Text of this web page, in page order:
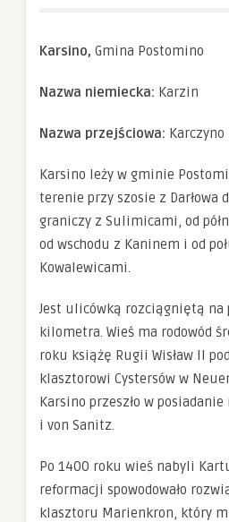
Karsino, Gmina Postomino
Nazwa niemiecka: Karzin
Nazwa przejściowa: Karczyno
Karsino leży w gminie
terenie przy szosie z Darłowa
graniczy z Sulimicami, od
od wschodu z Kaninem i od
Kowalewicami.
Jest ulicówką rozciągniętą na
kilometra. Wieś ma rodowód
roku książę Rugii Wisław II
klasztorowi Cystersów w
Karsino przeszło w
i von Sanitz.
Po 1400 roku wieś nabyli
reformacji spowodowało
klasztoru Marienkron, który
nie są
opcjonalne. Są
one potrzebne
do
funkcjonowania
internetowej.
Statystyka
poprawić
funkcjonalność
strony
internetowej,
strona jest
używana.